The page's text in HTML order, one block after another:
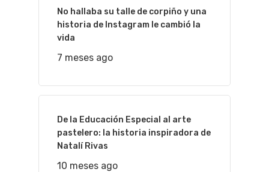
No hallaba su talle de corpiño y una
historia de Instagram le cambió la
vida
7 meses ago
De la Educación Especial al arte
pastelero: la historia inspiradora de
Natalí Rivas
10 meses ago